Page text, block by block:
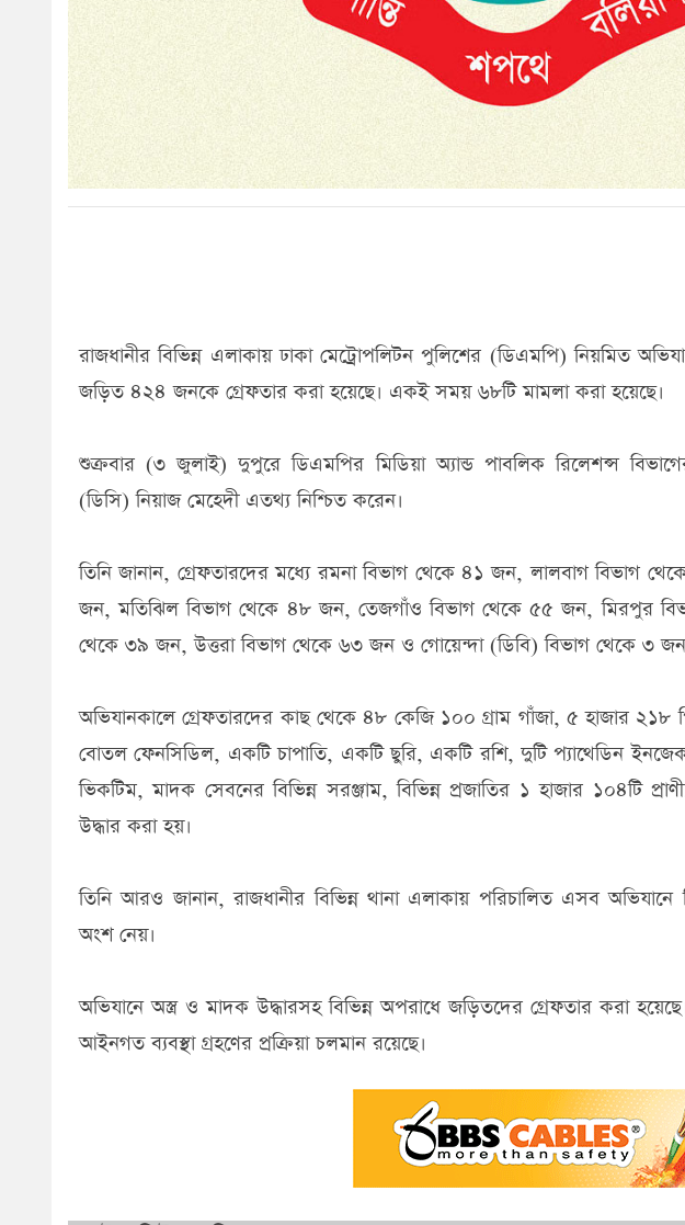
রাজধানীর বিভিন্ন এলাকায় ঢাকা মেট্রোপলিটন পুলিশের (ডিএমপি) নিয়মিত
জড়িত ৪২৪ জনকে গ্রেফতার করা হয়েছে। একই সময় ৬৮টি মামলা করা হয়েছে।
শুক্রবার (৩ জুলাই) দুপুরে ডিএমপির মিডিয়া অ্যান্ড পাবলিক রিলেশন্স
(ডিসি) নিয়াজ মেহেদী এতথ্য নিশ্চিত করেন।
তিনি জানান, গ্রেফতারদের মধ্যে রমনা বিভাগ থেকে ৪১ জন, লালবাগ বিভাগ
জন, মতিঝিল বিভাগ থেকে ৪৮ জন, তেজগাঁও বিভাগ থেকে ৫৫ জন, মিরপুর
থেকে ৩৯ জন, উত্তরা বিভাগ থেকে ৬৩ জন ও গোয়েন্দা (ডিবি) বিভাগ থেকে ৩
অভিযানকালে গ্রেফতারদের কাছ থেকে ৪৮ কেজি ১০০ গ্রাম গাঁজা, ৫ হাজার ২১৮
বোতল ফেনসিডিল, একটি চাপাতি, একটি ছুরি, একটি রশি, দুটি প্যাথেডিন
ভিকটিম, মাদক সেবনের বিভিন্ন সরঞ্জাম, বিভিন্ন প্রজাতির ১ হাজার ১০৪টি
উদ্ধার করা হয়।
তিনি আরও জানান, রাজধানীর বিভিন্ন থানা এলাকায় পরিচালিত এসব অভিযানে
অংশ নেয়।
অভিযানে অস্ত্র ও মাদক উদ্ধারসহ বিভিন্ন অপরাধে জড়িতদের গ্রেফতার করা হয়েছে।
আইনগত ব্যবস্থা গ্রহণের প্রক্রিয়া চলমান রয়েছে।